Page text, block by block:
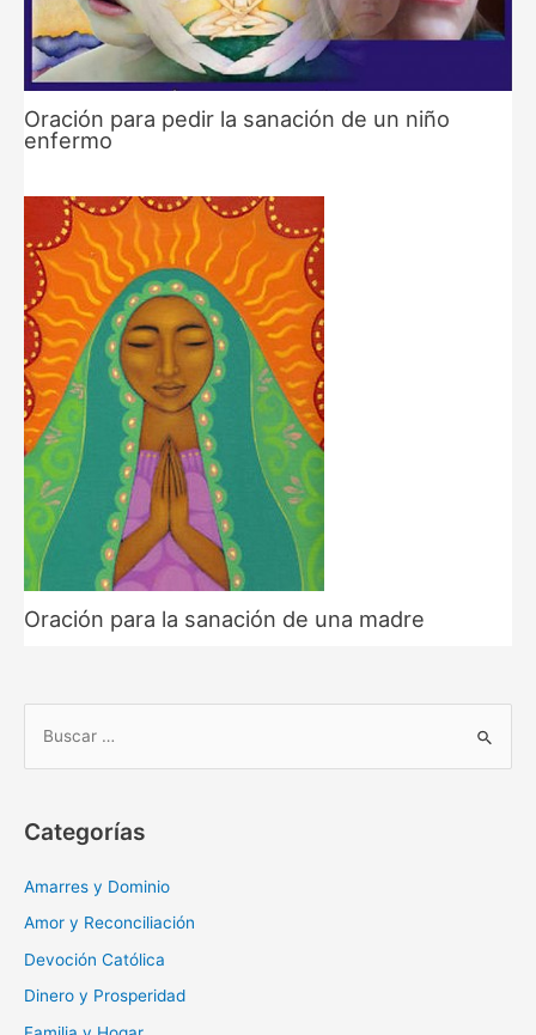
Oración para pedir la sanación de un niño
enfermo
Oración para la sanación de una madre
a
r
Categorías
Amarres y Dominio
Amor y Reconciliación
Devoción Católica
Dinero y Prosperidad